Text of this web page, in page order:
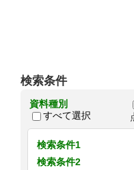
検索条件
資料種別
すべて選択
検索条件1
検索条件2